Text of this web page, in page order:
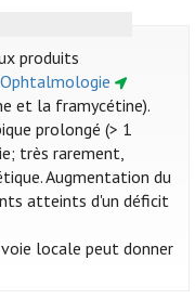
produits
et la framycétine).
prolongé (> 1
très rarement,
Augmentation du
atteints d'un déficit
locale peut donner